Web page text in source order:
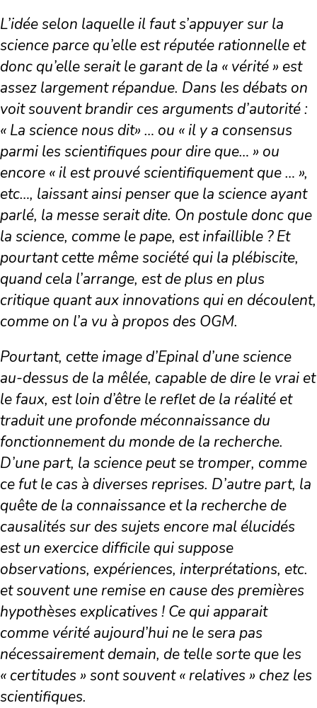
L’idée selon laquelle il faut s’appuyer sur la
science parce qu’elle est réputée rationnelle et
donc qu’elle serait le garant de la « vérité » est
assez largement répandue. Dans les débats on
voit souvent brandir ces arguments d’autorité :
« La science nous dit» … ou « il y a consensus
parmi les scientifiques pour dire que… » ou
encore « il est prouvé scientifiquement que … »,
etc…, laissant ainsi penser que la science ayant
parlé, la messe serait dite. On postule donc que
la science, comme le pape, est infaillible ? Et
pourtant cette même société qui la plébiscite,
quand cela l’arrange, est de plus en plus
critique quant aux innovations qui en découlent,
comme on l’a vu à propos des OGM.
Pourtant, cette image d’Epinal d’une science
au-dessus de la mêlée, capable de dire le vrai et
le faux, est loin d’être le reflet de la réalité et
traduit une profonde méconnaissance du
fonctionnement du monde de la recherche.
D’une part, la science peut se tromper, comme
ce fut le cas à diverses reprises. D’autre part, la
quête de la connaissance et la recherche de
causalités sur des sujets encore mal élucidés
est un exercice difficile qui suppose
observations, expériences, interprétations, etc.
et souvent une remise en cause des premières
hypothèses explicatives ! Ce qui apparait
comme vérité aujourd’hui ne le sera pas
nécessairement demain, de telle sorte que les
« certitudes » sont souvent « relatives » chez les
scientifiques.